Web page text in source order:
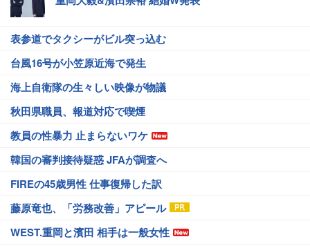
表参道でタクシーがビル突っ込む
台風16号が小笠原近海で発生
海上自衛隊の生々しい映像が物議
秋田県職員、報道対応で喫煙
教員の性暴力 止まらないワケ
韓国の審判接待疑惑 JFAが調査へ
FIREの45歳男性 仕事復帰した訳
藤原竜也、「労務改善」アピール
WEST.重岡と濱田 相手は一般女性